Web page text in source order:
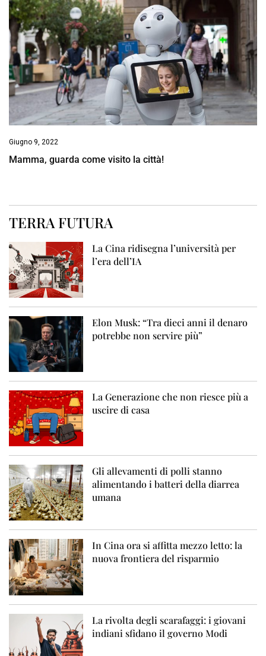
Giugno 9, 2022
Mamma, guarda come visito la città!
TERRA FUTURA
La Cina ridisegna l’università per
l’era dell’IA
Elon Musk: “Tra dieci anni il denaro
potrebbe non servire più”
La Generazione che non riesce più a
uscire di casa
Gli allevamenti di polli stanno
alimentando i batteri della diarrea
umana
In Cina ora si affitta mezzo letto: la
nuova frontiera del risparmio
La rivolta degli scarafaggi: i giovani
indiani sfidano il governo Modi